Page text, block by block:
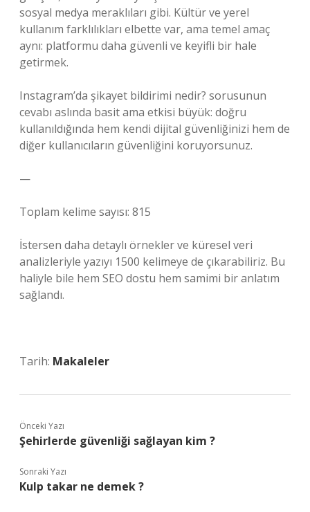
sosyal medya meraklıları gibi. Kültür ve yerel
kullanım farklılıkları elbette var, ama temel amaç
aynı: platformu daha güvenli ve keyifli bir hale
getirmek.
Instagram’da şikayet bildirimi nedir? sorusunun
cevabı aslında basit ama etkisi büyük: doğru
kullanıldığında hem kendi dijital güvenliğinizi hem de
diğer kullanıcıların güvenliğini koruyorsunuz.
—
Toplam kelime sayısı: 815
İstersen daha detaylı örnekler ve küresel veri
analizleriyle yazıyı 1500 kelimeye de çıkarabiliriz. Bu
haliyle bile hem SEO dostu hem samimi bir anlatım
sağlandı.
Tarih: Makaleler
Önceki Yazı
Şehirlerde güvenliği sağlayan kim ?
Sonraki Yazı
Kulp takar ne demek ?